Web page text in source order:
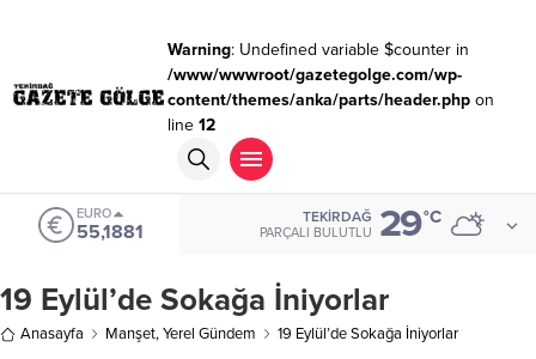
Warning: Undefined variable $counter in
/www/wwwroot/gazetegolge.com/wp-
content/themes/anka/parts/header.phpon
line 12
EURO
55,1881
TEKIRDAĞ
PARÇALI BULUTLU 29°C
19 Eylül’de Sokağa İniyorlar
Anasayfa Manşet,Yerel Gündem 19 Eylül’de Sokağa İniyorlar